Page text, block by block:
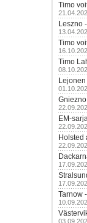
Timo
Leszno
Timo
Timo
EM-
Holsted
Tarnow